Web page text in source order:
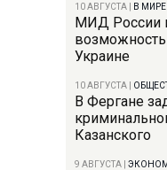
10 АВГУСТА В МИРЕ
МИД России
Украине
10 АВГУСТА
В Фергане
Казанского
9 АВГУСТА